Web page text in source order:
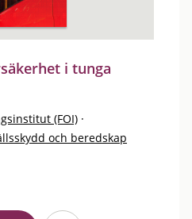
i tunga
(FOI) ·
och beredskap